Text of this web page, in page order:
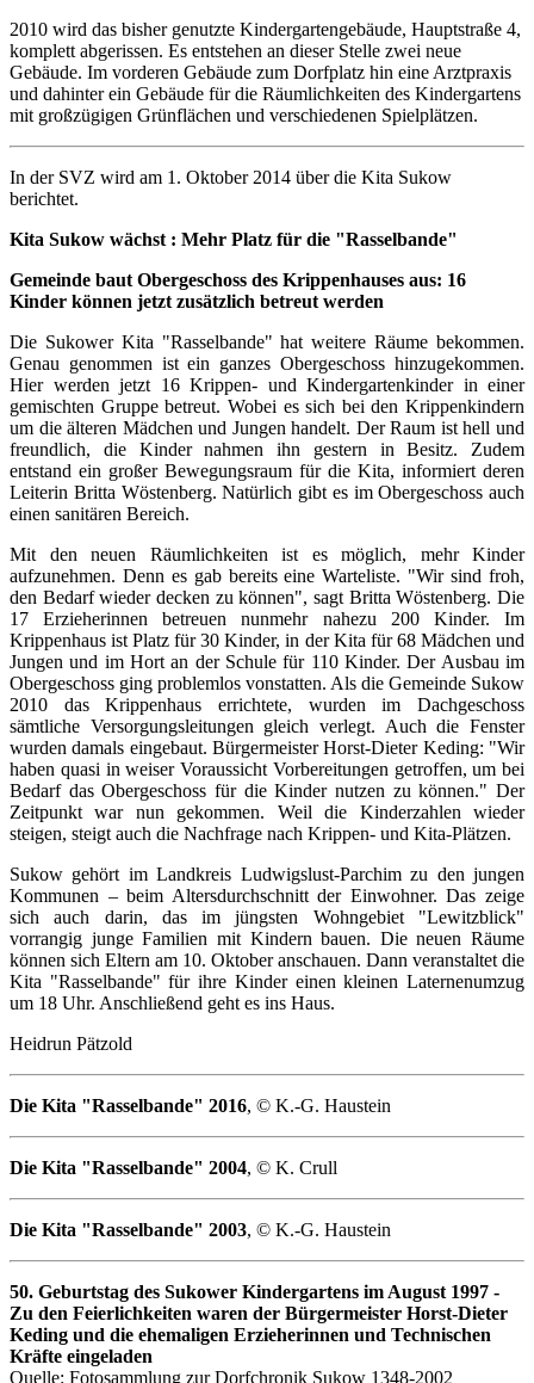
2010 wird das bisher genutzte Kindergartengebäude, Hauptstraße 4,
komplett abgerissen. Es entstehen an dieser Stelle zwei neue
Gebäude. Im vorderen Gebäude zum Dorfplatz hin eine Arztpraxis
und dahinter ein Gebäude für die Räumlichkeiten des Kindergartens
mit großzügigen Grünflächen und verschiedenen Spielplätzen.
In der SVZ wird am 1. Oktober 2014 über die Kita Sukow
berichtet.
Kita Sukow wächst : Mehr Platz für die "Rasselbande"
Gemeinde baut Obergeschoss des Krippenhauses aus: 16
Kinder können jetzt zusätzlich betreut werden
Die Sukower Kita "Rasselbande" hat weitere Räume bekommen.
Genau genommen ist ein ganzes Obergeschoss hinzugekommen.
Hier werden jetzt 16 Krippen- und Kindergartenkinder in einer
gemischten Gruppe betreut. Wobei es sich bei den Krippenkindern
um die älteren Mädchen und Jungen handelt. Der Raum ist hell und
freundlich, die Kinder nahmen ihn gestern in Besitz. Zudem
entstand ein großer Bewegungsraum für die Kita, informiert deren
Leiterin Britta Wöstenberg. Natürlich gibt es im Obergeschoss auch
einen sanitären Bereich.
Mit den neuen Räumlichkeiten ist es möglich, mehr Kinder
aufzunehmen. Denn es gab bereits eine Warteliste. "Wir sind froh,
den Bedarf wieder decken zu können", sagt Britta Wöstenberg. Die
17 Erzieherinnen betreuen nunmehr nahezu 200 Kinder. Im
Krippenhaus ist Platz für 30 Kinder, in der Kita für 68 Mädchen und
Jungen und im Hort an der Schule für 110 Kinder. Der Ausbau im
Obergeschoss ging problemlos vonstatten. Als die Gemeinde Sukow
2010 das Krippenhaus errichtete, wurden im Dachgeschoss
sämtliche Versorgungsleitungen gleich verlegt. Auch die Fenster
wurden damals eingebaut. Bürgermeister Horst-Dieter Keding: "Wir
haben quasi in weiser Voraussicht Vorbereitungen getroffen, um bei
Bedarf das Obergeschoss für die Kinder nutzen zu können." Der
Zeitpunkt war nun gekommen. Weil die Kinderzahlen wieder
steigen, steigt auch die Nachfrage nach Krippen- und Kita-Plätzen.
Sukow gehört im Landkreis Ludwigslust-Parchim zu den jungen
Kommunen – beim Altersdurchschnitt der Einwohner. Das zeige
sich auch darin, das im jüngsten Wohngebiet "Lewitzblick"
vorrangig junge Familien mit Kindern bauen. Die neuen Räume
können sich Eltern am 10. Oktober anschauen. Dann veranstaltet die
Kita "Rasselbande" für ihre Kinder einen kleinen Laternenumzug
um 18 Uhr. Anschließend geht es ins Haus.
Heidrun Pätzold
Die Kita "Rasselbande" 2016, © K.-G. Haustein
Die Kita "Rasselbande" 2004, © K. Crull
Die Kita "Rasselbande" 2003, © K.-G. Haustein
50. Geburtstag des Sukower Kindergartens im August 1997 -
Zu den Feierlichkeiten waren der Bürgermeister Horst-Dieter
Keding und die ehemaligen Erzieherinnen und Technischen
Kräfte eingeladen
Quelle: Fotosammlung zur Dorfchronik Sukow 1348-2002